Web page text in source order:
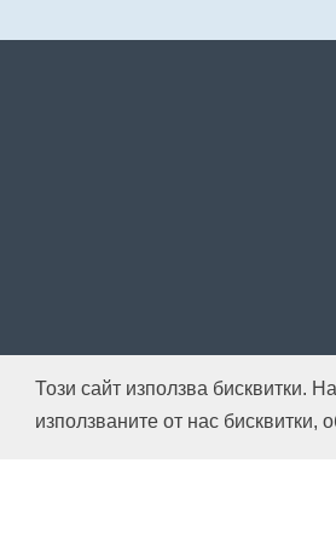
Този сайт използва бисквитки.
използваните от нас бисквитки,
© 2020, TEXAMAX.com, Всички права